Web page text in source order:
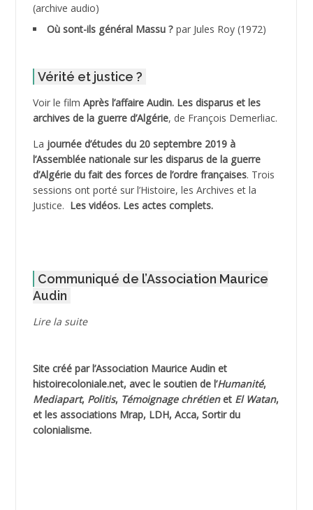
ADDECHE Rachid
ADELIOUAT Vve AIT SAADA
ADJANI Khaled
ADJAOUT
ADNI Mohamed Akli
ADOUL Arab *
AGOULMINE
AHLOUCHE Mabrouk *
AIBLIED Ahmed
(archive audio)
Où sont-ils général Massu ? par Jules Roy (1972)
Vérité et justice ?
Voir le film Après l’affaire Audin. Les disparus et les
archives de la guerre d’Algérie, de François Demerliac.
La journée d’études du 20 septembre 2019 à
l’Assemblée nationale sur les disparus de la guerre
d’Algérie du fait des forces de l’ordre françaises. Trois
sessions ont porté sur l’Histoire, les Archives et la
Justice. Les vidéos. Les actes complets.
Communiqué de l’Association Maurice
Audin
Lire la suite
Site créé par l’Association Maurice Audinet
histoirecoloniale.net, avec le soutien de l’Humanité,
Mediapart, Politis, Témoignage chrétienet El Watan,
et les associations Mrap, LDH, Acca, Sortir du
colonialisme.